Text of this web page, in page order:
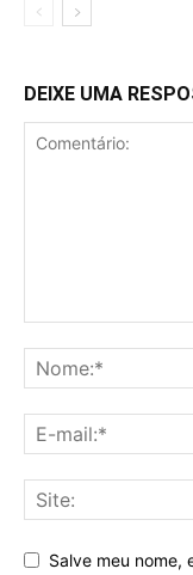
DEIXE UMA
Salve meu nome,